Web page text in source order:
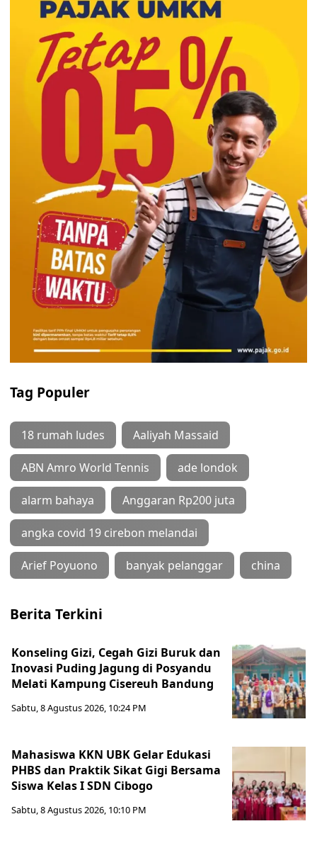
Tag Populer
18 rumah ludes Aaliyah Massaid
ABN Amro World Tennis ade londok
alarm bahaya Anggaran Rp200 juta
angka covid 19 cirebon melandai
Arief Poyuono banyak pelanggar china
Berita Terkini
Konseling Gizi, Cegah Gizi Buruk dan
Inovasi Puding Jagung di Posyandu
Melati Kampung Cisereuh Bandung
Sabtu, 8 Agustus 2026, 10:24 PM
Mahasiswa KKN UBK Gelar Edukasi
PHBS dan Praktik Sikat Gigi Bersama
Siswa Kelas I SDN Cibogo
Sabtu, 8 Agustus 2026, 10:10 PM